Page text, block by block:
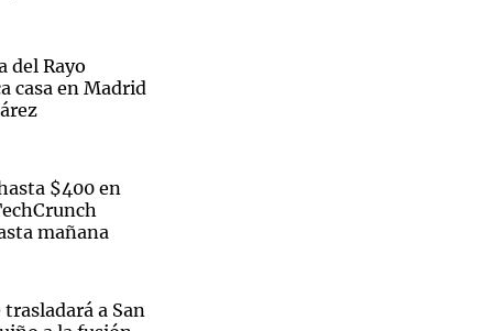
del Rayo
casa en Madrid
$400 en
mañana
a San